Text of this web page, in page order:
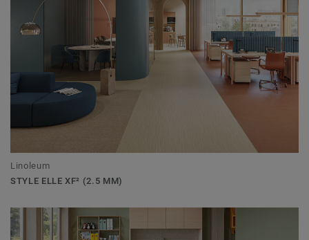
Linoleum
STYLE ELLE XF² (2.5 MM)